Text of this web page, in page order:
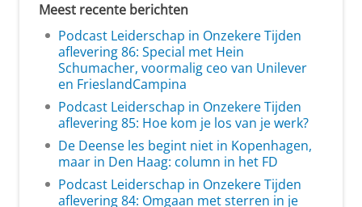
Meest recente berichten
Podcast Leiderschap in Onzekere Tijden
aflevering 86: Special met Hein
Schumacher, voormalig ceo van Unilever
en FrieslandCampina
Podcast Leiderschap in Onzekere Tijden
aflevering 85: Hoe kom je los van je werk?
De Deense les begint niet in Kopenhagen,
maar in Den Haag: column in het FD
Podcast Leiderschap in Onzekere Tijden
aflevering 84: Omgaan met sterren in je